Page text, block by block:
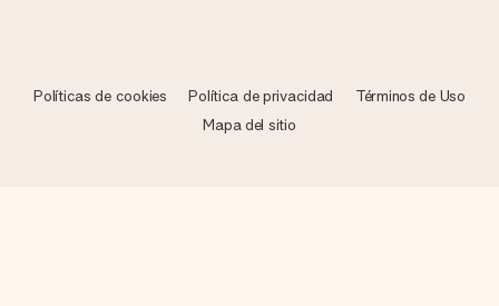
Políticas de cookies Política de privacidad
Términos de Uso
Mapa del sitio